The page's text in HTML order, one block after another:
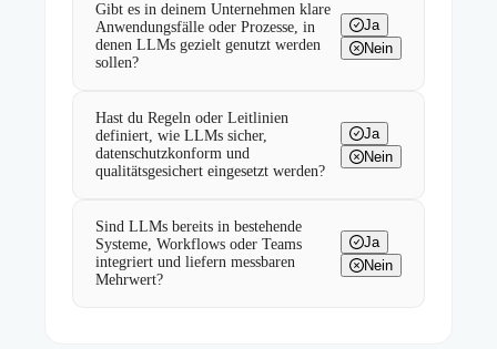
Gibt es in deinem Unternehmen klare
Anwendungsfälle oder Prozesse, in
denen LLMs gezielt genutzt werden
sollen?
Ja
Nein
Hast du Regeln oder Leitlinien
definiert, wie LLMs sicher,
datenschutzkonform und
qualitätsgesichert eingesetzt werden?
Ja
Nein
Sind LLMs bereits in bestehende
Systeme, Workflows oder Teams
integriert und liefern messbaren
Mehrwert?
Ja
Nein